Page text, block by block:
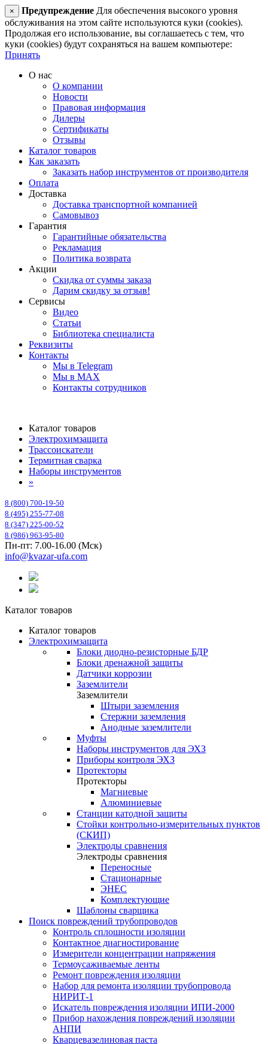
× Предупреждение Для обеспечения высокого уровня
обслуживания на этом сайте используются куки (cookies).
Продолжая его использование, вы соглашаетесь с тем, что
куки (cookies) будут сохраняться на вашем компьютере:
Принять
О нас
О компании
Новости
Правовая информация
Дилеры
Сертификаты
Отзывы
Каталог товаров
Как заказать
Заказать набор инструментов от производителя
Оплата
Доставка
Доставка транспортной компанией
Самовывоз
Гарантия
Гарантийные обязательства
Рекламация
Политика возврата
Акции
Скидка от суммы заказа
Дарим скидку за отзыв!
Сервисы
Видео
Статьи
Библиотека специалиста
Реквизиты
Контакты
Мы в Telegram
Мы в MAX
Контакты сотрудников
Каталог товаров
Электрохимзащита
Трассоискатели
Термитная сварка
Наборы инструментов
»
8 (800) 700-19-50
8 (495) 255-77-08
8 (347) 225-00-52
8 (986) 963-95-80
Пн-пт: 7.00-16.00 (Мск)
info@kvazar-ufa.com
Каталог товаров
Каталог товаров
Электрохимзащита
Блоки диодно-резисторные БДР
Блоки дренажной защиты
Датчики коррозии
Заземлители
Заземлители
Штыри заземления
Стержни заземления
Анодные заземлители
Муфты
Наборы инструментов для ЭХЗ
Приборы контроля ЭХЗ
Протекторы
Протекторы
Магниевые
Алюминиевые
Станции катодной защиты
Стойки контрольно-измерительных пунктов
(СКИП)
Электроды сравнения
Электроды сравнения
Переносные
Стационарные
ЭНЕС
Комплектующие
Шаблоны сварщика
Поиск повреждений трубопроводов
Контроль сплошности изоляции
Контактное диагностирование
Измерители концентрации напряжения
Термоусаживаемые ленты
Ремонт повреждения изоляции
Набор для ремонта изоляции трубопровода
НИРИТ-1
Искатель повреждения изоляции ИПИ-2000
Прибор нахождения повреждений изоляции
АНПИ
Кварцевазелиновая паста